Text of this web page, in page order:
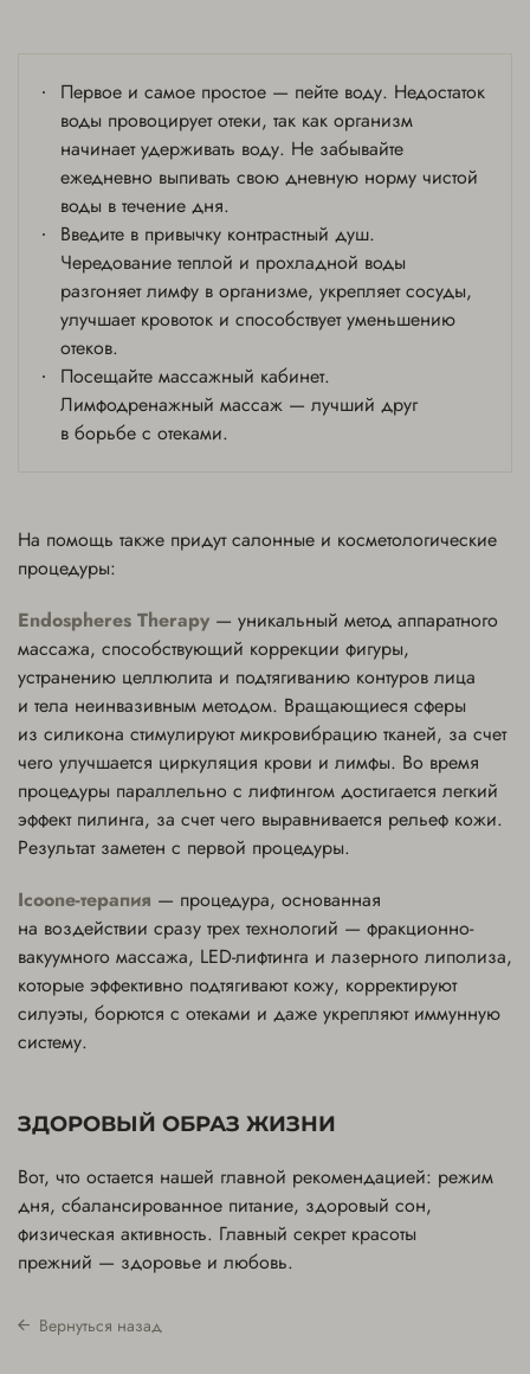
Первое и самое простое — пейте воду. Недостаток
воды провоцирует отеки, так как организм
начинает удерживать воду. Не забывайте
ежедневно выпивать свою дневную норму чистой
воды в течение дня.
Введите в привычку контрастный душ.
Чередование теплой и прохладной воды
разгоняет лимфу в организме, укрепляет сосуды,
улучшает кровоток и способствует уменьшению
отеков.
Посещайте массажный кабинет.
Лимфодренажный массаж — лучший друг
в борьбе с отеками.
На помощь также придут салонные и косметологические
процедуры:
Endospheres Therapy — уникальный метод аппаратного
массажа, способствующий коррекции фигуры,
устранению целлюлита и подтягиванию контуров лица
и тела неинвазивным методом. Вращающиеся сферы
из силикона стимулируют микровибрацию тканей, за счет
чего улучшается циркуляция крови и лимфы. Во время
процедуры параллельно с лифтингом достигается легкий
эффект пилинга, за счет чего выравнивается рельеф кожи.
Результат заметен с первой процедуры.
Icoone-терапия — процедура, основанная
на воздействии сразу трех технологий — фракционно-
вакуумного массажа, LED-лифтинга и лазерного липолиза,
которые эффективно подтягивают кожу, корректируют
силуэты, борются с отеками и даже укрепляют иммунную
систему.
ЗДОРОВЫЙ ОБРАЗ ЖИЗНИ
Вот, что остается нашей главной рекомендацией: режим
дня, сбалансированное питание, здоровый сон,
физическая активность. Главный секрет красоты
прежний — здоровье и любовь.
Вернуться назад